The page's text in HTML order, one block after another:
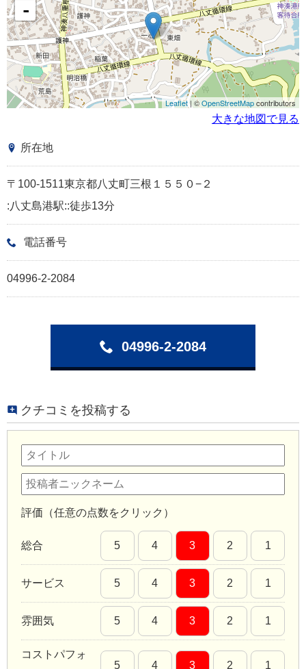
-
Leaflet| ©OpenStreetMapcontributors
大きな地図で見る
所在地
〒100-1511東京都八丈町三根１５５０−２
:八丈島港駅::徒歩13分
電話番号
04996-2-2084
04996-2-2084
クチコミを投稿する
評価（任意の点数をクリック）
総合 5 4 3 2 1
サービス 5 4 3 2 1
雰囲気 5 4 3 2 1
コストパフォ
5
4 3 2 1